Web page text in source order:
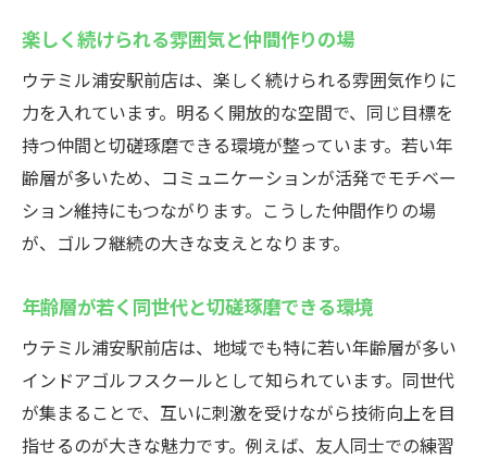
楽しく続けられる雰囲気と仲間作りの場
ウテミル浦安駅前店は、楽しく続けられる雰囲気作りに
力を入れています。明るく開放的な空間で、同じ目標を
持つ仲間と切磋琢磨できる環境が整っています。若い年
齢層が多いため、コミュニケーションが活発でモチベー
ション維持にもつながります。こうした仲間作りの場
が、ゴルフ継続の大きな支えとなります。
年齢層が若く同世代と切磋琢磨できる環境
ウテミル浦安駅前店は、地域でも特に若い年齢層が多い
インドアゴルフスクールとして知られています。同世代
が集まることで、互いに刺激を受けながら技術向上を目
指せるのが大きな魅力です。例えば、友人同士での練習